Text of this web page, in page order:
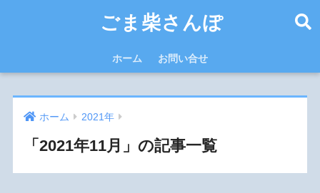
ごま柴さんぽ
ホーム お問い合せ
ホーム 2021年
「2021年11月」の記事一覧